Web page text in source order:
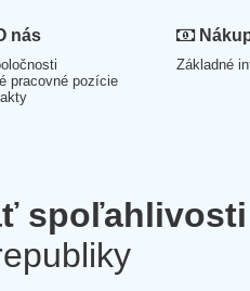
nás
pracovné pozície
Základné
spoľahlivosti